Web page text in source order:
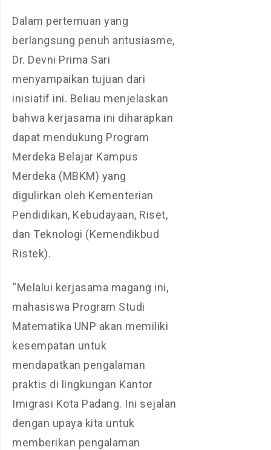
Dalam pertemuan yang
berlangsung penuh antusiasme,
Dr. Devni Prima Sari
menyampaikan tujuan dari
inisiatif ini. Beliau menjelaskan
bahwa kerjasama ini diharapkan
dapat mendukung Program
Merdeka Belajar Kampus
Merdeka (MBKM) yang
digulirkan oleh Kementerian
Pendidikan, Kebudayaan, Riset,
dan Teknologi (Kemendikbud
Ristek).
“Melalui kerjasama magang ini,
mahasiswa Program Studi
Matematika UNP akan memiliki
kesempatan untuk
mendapatkan pengalaman
praktis di lingkungan Kantor
Imigrasi Kota Padang. Ini sejalan
dengan upaya kita untuk
memberikan pengalaman